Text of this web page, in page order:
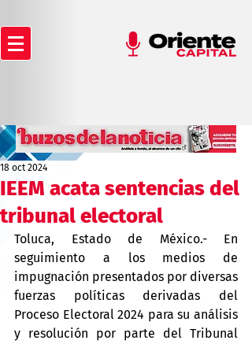
IEEM acata sentencias del
tribunal electoral
18 oct 2024
Toluca, Estado de México.- En
seguimiento a los medios de
impugnación presentados por diversas
fuerzas políticas derivadas del
Proceso Electoral 2024 para su análisis
y resolución por parte del Tribunal